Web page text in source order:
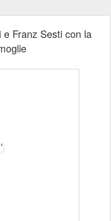
e Franz Sesti con la